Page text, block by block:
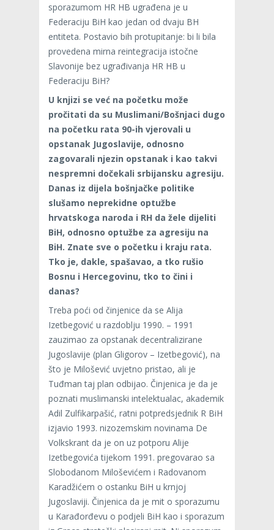
sporazumom HR HB ugrađena je u
Federaciju BiH kao jedan od dvaju BH
entiteta. Postavio bih protupitanje: bi li bila
provedena mirna reintegracija istočne
Slavonije bez ugrađivanja HR HB u
Federaciju BiH?
U knjizi se već na početku može
pročitati da su Muslimani/Bošnjaci dugo
na početku rata 90-ih vjerovali u
opstanak Jugoslavije, odnosno
zagovarali njezin opstanak i kao takvi
nespremni dočekali srbijansku agresiju.
Danas iz dijela bošnjačke politike
slušamo neprekidne optužbe
hrvatskoga naroda i RH da žele dijeliti
BiH, odnosno optužbe za agresiju na
BiH. Znate sve o početku i kraju rata.
Tko je, dakle, spašavao, a tko rušio
Bosnu i Hercegovinu, tko to čini i
danas?
Treba poći od činjenice da se Alija
Izetbegović u razdoblju 1990. – 1991
zauzimao za opstanak decentralizirane
Jugoslavije (plan Gligorov – Izetbegović), na
što je Milošević uvjetno pristao, ali je
Tuđman taj plan odbijao. Činjenica je da je
poznati muslimanski intelektualac, akademik
Adil Zulfikarpašić, ratni potpredsjednik R BiH
izjavio 1993. nizozemskim novinama De
Volkskrant da je on uz potporu Alije
Izetbegovića tijekom 1991. pregovarao sa
Slobodanom Miloševićem i Radovanom
Karadžićem o ostanku BiH u krnjoj
Jugoslaviji. Činjenica da je mit o sporazumu
u Karađorđevu o podjeli BiH kao i sporazum